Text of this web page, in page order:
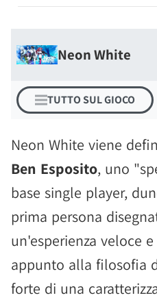
Neon White
TUTTO SUL GIOCO
Neon White viene
Ben Esposito, uno
base single player,
prima persona
un'esperienza veloce
appunto alla filosofia
forte di una